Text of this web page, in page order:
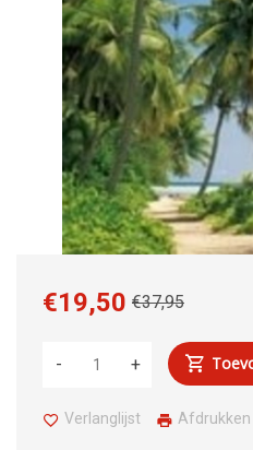
€37,95
€19,50
+
-
Verlanglijst Afdrukken